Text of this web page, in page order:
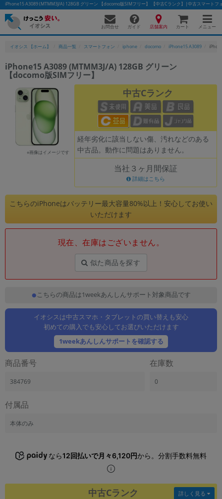
iPhone15 A3089 (MTMM3J/A) 128GB グリーン 【docomo版SIMフリー】 【中古Cランク】|中古スマートフ
お問合せ ガイド 店舗案内 カート メニュー
イオシス 【ホーム】 商品一覧 スマートフォン iphone docomo iPhone15 A3089
iPhone15 A3089 (MTMM3J/A) 128GB グリーン
【docomo版SIMフリー】
※画像はイメージです
中古Cランク
経年劣化に該当しない傷、汚れなどのある
中古品。動作に問題はありません。
当社３ヶ月間保証
詳細はこちら
こちらのiPhoneはバッテリー最大容量80%以上！安心してお使い
いただけます
現在、在庫はございません。
似た商品を探す
こちらの商品は1weekあんしんサポート対象商品です
イオシスは中古スマホ・タブレットの買い替えも安心
初めての購入でも安心してお選びいただけます
1weekあんしんサポートを確認する
商品番号
384769
在庫数
0
付属品
本体のみ
なら12回払いで月々6,120円から。分割手数料無料
中古Cランク 詳しく見る
かんたんパソコン検索に切り替える
フリーワード
除外ワード
人気の検索ワード： Let's note EliteBookMacBook
「スマートフォン」「タブレット」など
シリーズ
商品シリーズ名・ブランド名の絞り込み。
「iPhone」「Xperia」「Galaxy」など
「Apple」「SONY」「SHARP」など
機能・特徴
「5G対応」「防水」「ワンセグ」など
ドライブ
ドライブの絞り込み
「新品」「未使用」「中古」など
CPU
OS
OSの絞り込み
~